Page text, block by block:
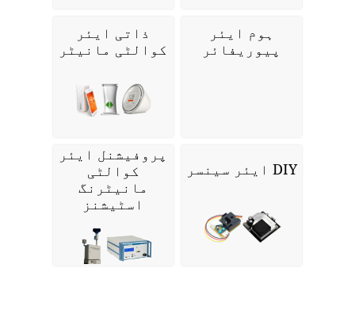
ہوم ایئر
پیوریفائر
ذاتی ایئر
کوالٹی مانیٹر
DIY ایئر سینسر
پروفیشنل ایئر
کوالٹی
مانیٹرنگ
اسٹیشنز